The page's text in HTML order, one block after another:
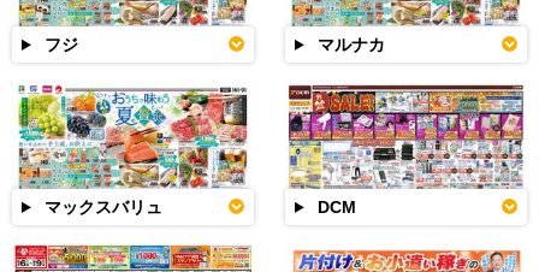
フジ マルナカ
マックスバリュ DCM